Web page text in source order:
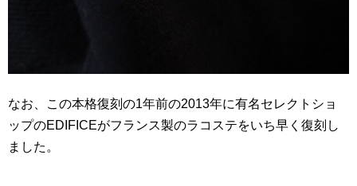
なお、この本格復刻の1年前の2013年に有名セレクトショ
ップのEDIFICEがフランス製のラコステをいち早く復刻し
ました。